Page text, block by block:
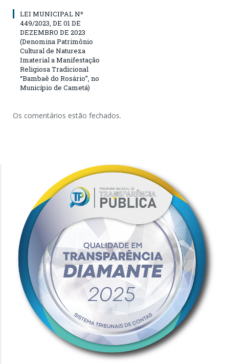
LEI MUNICIPAL Nº
449/2023, DE 01 DE
DEZEMBRO DE 2023
(Denomina Patrimônio
Cultural de Natureza
Imaterial a Manifestação
Religiosa Tradicional
“Bambaê do Rosário”, no
Município de Cametá)
Os comentários estão fechados.